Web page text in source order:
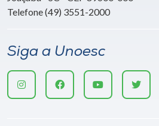
Telefone (49) 3551-2000
Siga a Unoesc